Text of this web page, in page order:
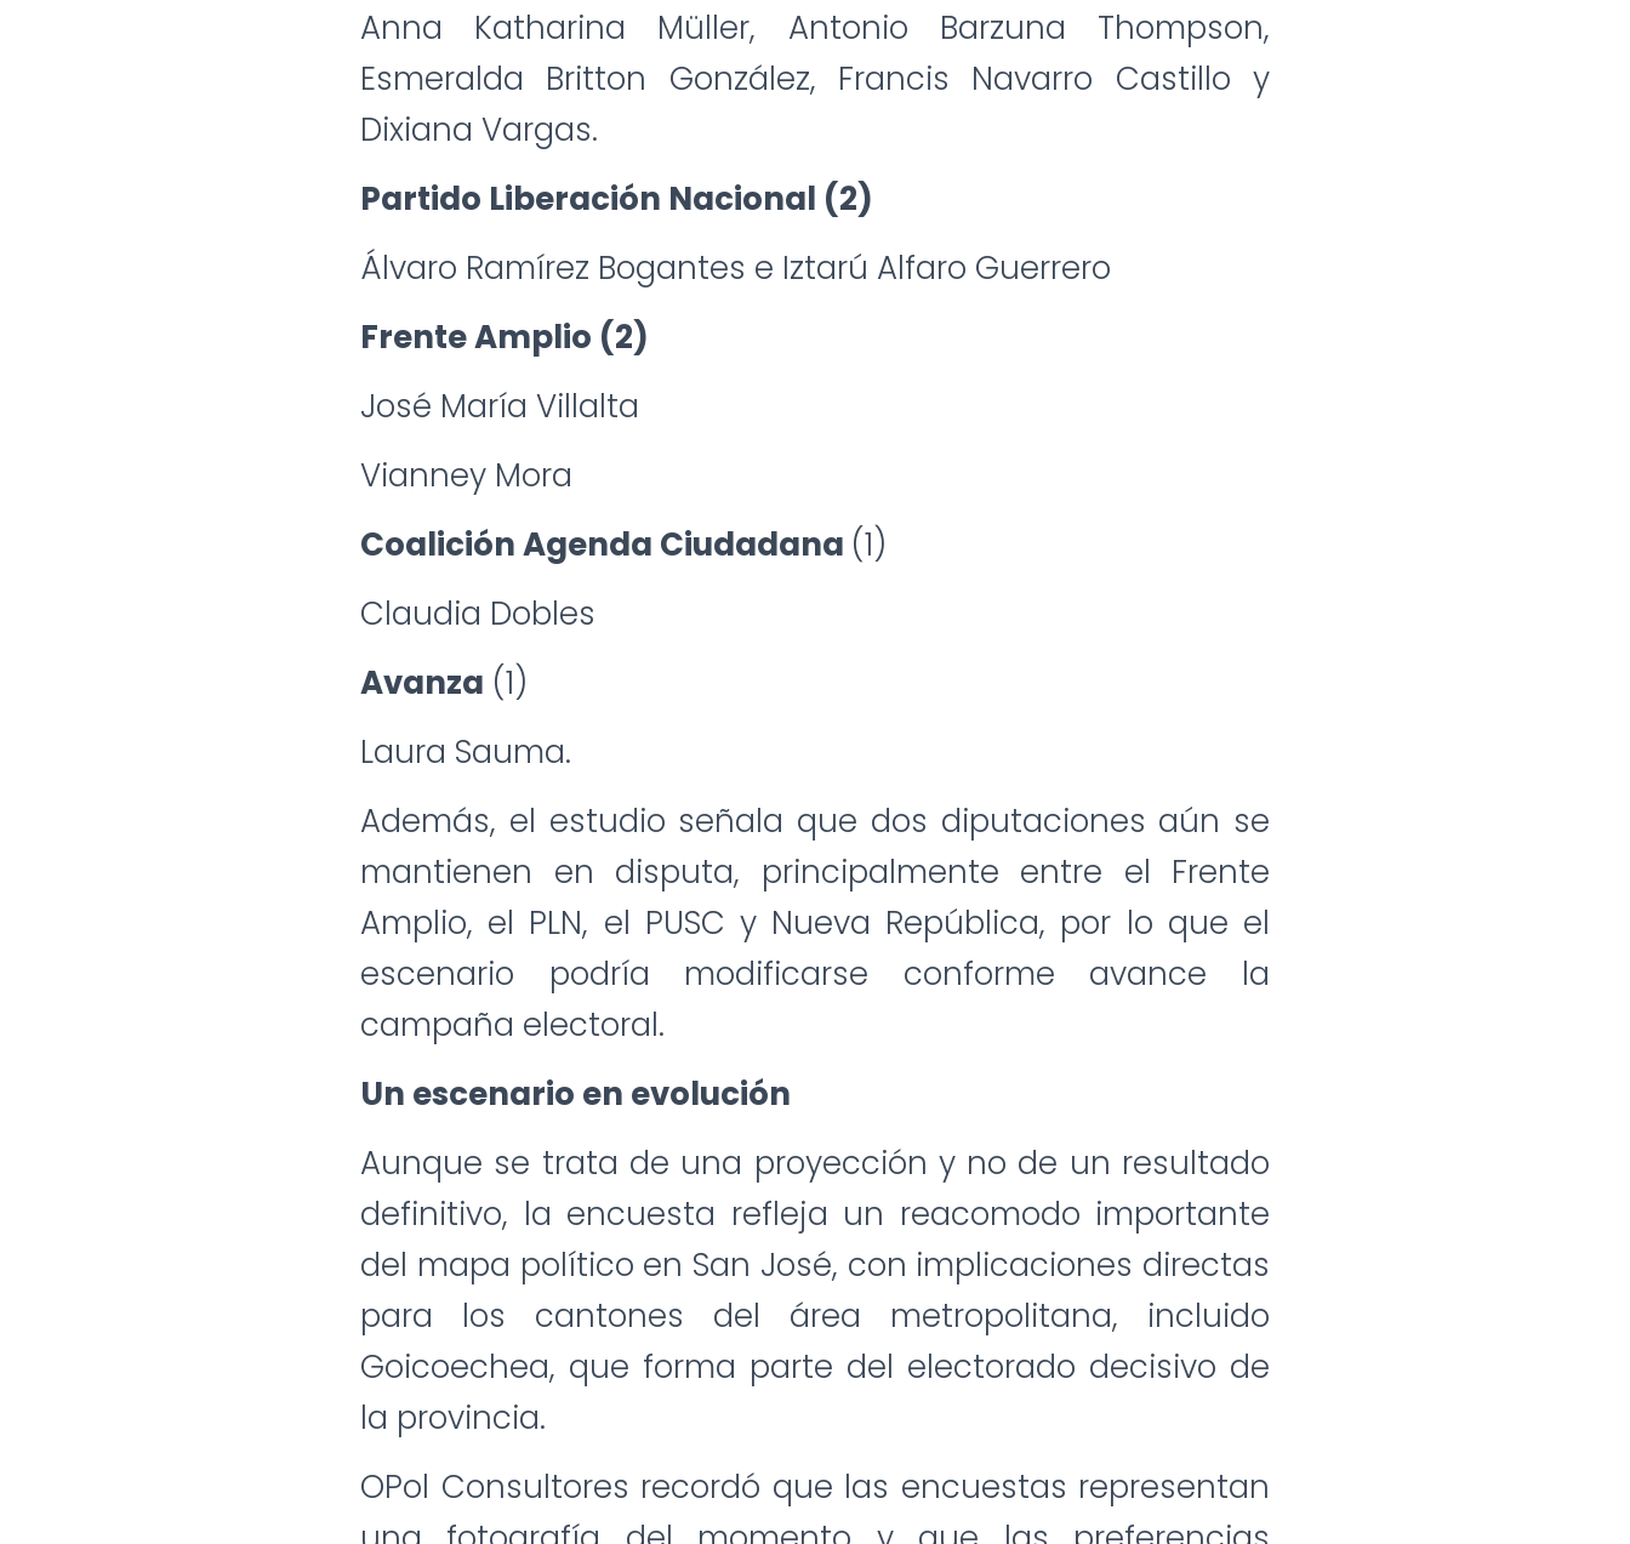
Anna Katharina Müller, Antonio Barzuna Thompson,
Esmeralda Britton González, Francis Navarro Castillo y
Dixiana Vargas.
Partido Liberación Nacional (2)
Álvaro Ramírez Bogantes e Iztarú Alfaro Guerrero
Frente Amplio (2)
José María Villalta
Vianney Mora
Coalición Agenda Ciudadana (1)
Claudia Dobles
Avanza (1)
Laura Sauma.
Además, el estudio señala que dos diputaciones aún se
mantienen en disputa, principalmente entre el Frente
Amplio, el PLN, el PUSC y Nueva República, por lo que el
escenario podría modificarse conforme avance la
campaña electoral.
Un escenario en evolución
Aunque se trata de una proyección y no de un resultado
definitivo, la encuesta refleja un reacomodo importante
del mapa político en San José, con implicaciones directas
para los cantones del área metropolitana, incluido
Goicoechea, que forma parte del electorado decisivo de
la provincia.
OPol Consultores recordó que las encuestas representan